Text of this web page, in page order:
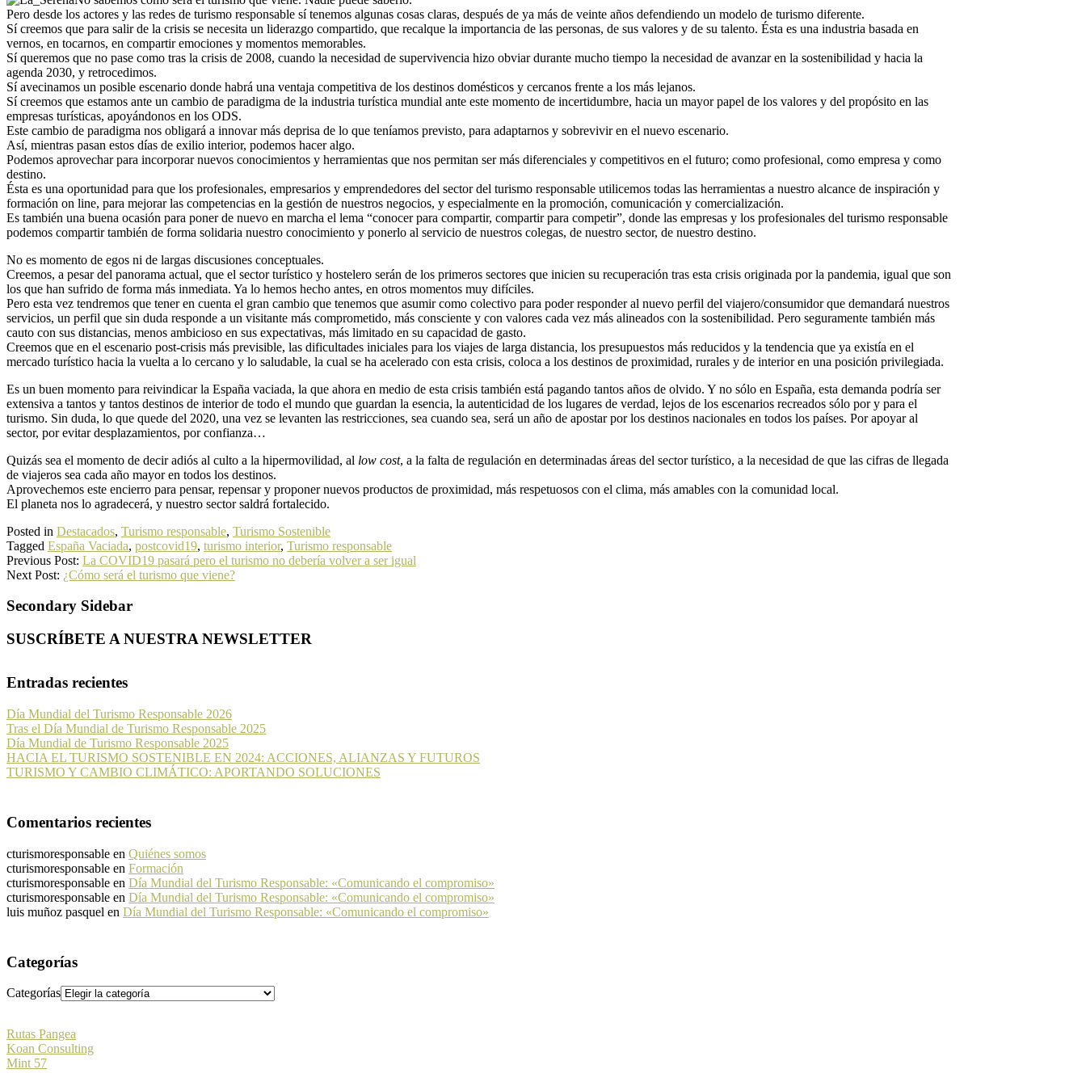
Pero desde los actores y las redes de turismo responsable sí tenemos algunas cosas claras, después de ya más de veinte años defendiendo un modelo de turismo diferente.
Sí creemos que para salir de la crisis se necesita un liderazgo compartido, que recalque la importancia de las personas, de sus valores y de su talento. Ésta es una industria basada en
vernos, en tocarnos, en compartir emociones y momentos memorables.
Sí queremos que no pase como tras la crisis de 2008, cuando la necesidad de supervivencia hizo obviar durante mucho tiempo la necesidad de avanzar en la sostenibilidad y hacia la
agenda 2030, y retrocedimos.
Sí avecinamos un posible escenario donde habrá una ventaja competitiva de los destinos domésticos y cercanos frente a los más lejanos.
Sí creemos que estamos ante un cambio de paradigma de la industria turística mundial ante este momento de incertidumbre, hacia un mayor papel de los valores y del propósito en las
empresas turísticas, apoyándonos en los ODS.
Este cambio de paradigma nos obligará a innovar más deprisa de lo que teníamos previsto, para adaptarnos y sobrevivir en el nuevo escenario.
Así, mientras pasan estos días de exilio interior, podemos hacer algo.
Podemos aprovechar para incorporar nuevos conocimientos y herramientas que nos permitan ser más diferenciales y competitivos en el futuro; como profesional, como empresa y como
destino.
Ésta es una oportunidad para que los profesionales, empresarios y emprendedores del sector del turismo responsable utilicemos todas las herramientas a nuestro alcance de inspiración y
formación on line, para mejorar las competencias en la gestión de nuestros negocios, y especialmente en la promoción, comunicación y comercialización.
Es también una buena ocasión para poner de nuevo en marcha el lema “conocer para compartir, compartir para competir”, donde las empresas y los profesionales del turismo responsable
podemos compartir también de forma solidaria nuestro conocimiento y ponerlo al servicio de nuestros colegas, de nuestro sector, de nuestro destino.
No es momento de egos ni de largas discusiones conceptuales.
Creemos, a pesar del panorama actual, que el sector turístico y hostelero serán de los primeros sectores que inicien su recuperación tras esta crisis originada por la pandemia, igual que son
los que han sufrido de forma más inmediata. Ya lo hemos hecho antes, en otros momentos muy difíciles.
Pero esta vez tendremos que tener en cuenta el gran cambio que tenemos que asumir como colectivo para poder responder al nuevo perfil del viajero/consumidor que demandará nuestros
servicios, un perfil que sin duda responde a un visitante más comprometido, más consciente y con valores cada vez más alineados con la sostenibilidad. Pero seguramente también más
cauto con sus distancias, menos ambicioso en sus expectativas, más limitado en su capacidad de gasto.
Creemos que en el escenario post-crisis más previsible, las dificultades iniciales para los viajes de larga distancia, los presupuestos más reducidos y la tendencia que ya existía en el
mercado turístico hacia la vuelta a lo cercano y lo saludable, la cual se ha acelerado con esta crisis, coloca a los destinos de proximidad, rurales y de interior en una posición privilegiada.
Es un buen momento para reivindicar la España vaciada, la que ahora en medio de esta crisis también está pagando tantos años de olvido. Y no sólo en España, esta demanda podría ser
extensiva a tantos y tantos destinos de interior de todo el mundo que guardan la esencia, la autenticidad de los lugares de verdad, lejos de los escenarios recreados sólo por y para el
turismo. Sin duda, lo que quede del 2020, una vez se levanten las restricciones, sea cuando sea, será un año de apostar por los destinos nacionales en todos los países. Por apoyar al
sector, por evitar desplazamientos, por confianza…
Quizás sea el momento de decir adiós al culto a la hipermovilidad, al low cost, a la falta de regulación en determinadas áreas del sector turístico, a la necesidad de que las cifras de llegada
de viajeros sea cada año mayor en todos los destinos.
Aprovechemos este encierro para pensar, repensar y proponer nuevos productos de proximidad, más respetuosos con el clima, más amables con la comunidad local.
El planeta nos lo agradecerá, y nuestro sector saldrá fortalecido.
Posted in Destacados, Turismo responsable, Turismo Sostenible
Tagged España Vaciada, postcovid19, turismo interior, Turismo responsable
Previous Post: La COVID19 pasará pero el turismo no debería volver a ser igual
Next Post: ¿Cómo será el turismo que viene?
Secondary Sidebar
SUSCRÍBETE A NUESTRA NEWSLETTER
Entradas recientes
Día Mundial del Turismo Responsable 2026
Tras el Día Mundial de Turismo Responsable 2025
Día Mundial de Turismo Responsable 2025
HACIA EL TURISMO SOSTENIBLE EN 2024: ACCIONES, ALIANZAS Y FUTUROS
TURISMO Y CAMBIO CLIMÁTICO: APORTANDO SOLUCIONES
Comentarios recientes
cturismoresponsable en Quiénes somos
cturismoresponsable en Formación
cturismoresponsable en Día Mundial del Turismo Responsable: «Comunicando el compromiso»
cturismoresponsable en Día Mundial del Turismo Responsable: «Comunicando el compromiso»
luis muñoz pasquel en Día Mundial del Turismo Responsable: «Comunicando el compromiso»
Categorías
Categorías
Rutas Pangea
Koan Consulting
Mint 57